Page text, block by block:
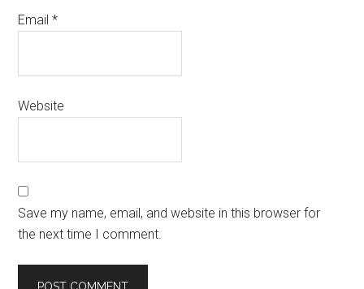
Email*
Website
Save my name, email, and website in this browser for
the next time I comment.